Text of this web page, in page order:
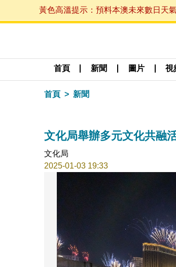
黃色高溫提示：預料本澳未來數日天
首頁 新聞 圖片 視
首頁 新聞
文化局舉辦多元文化共融
文化局
2025-01-03 19:33